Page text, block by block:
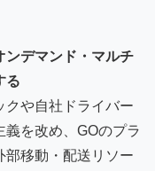
ンデマンド・マルチ
る
クや自社ドライバー
を改め、GOのプラ
部移動・配送リソー